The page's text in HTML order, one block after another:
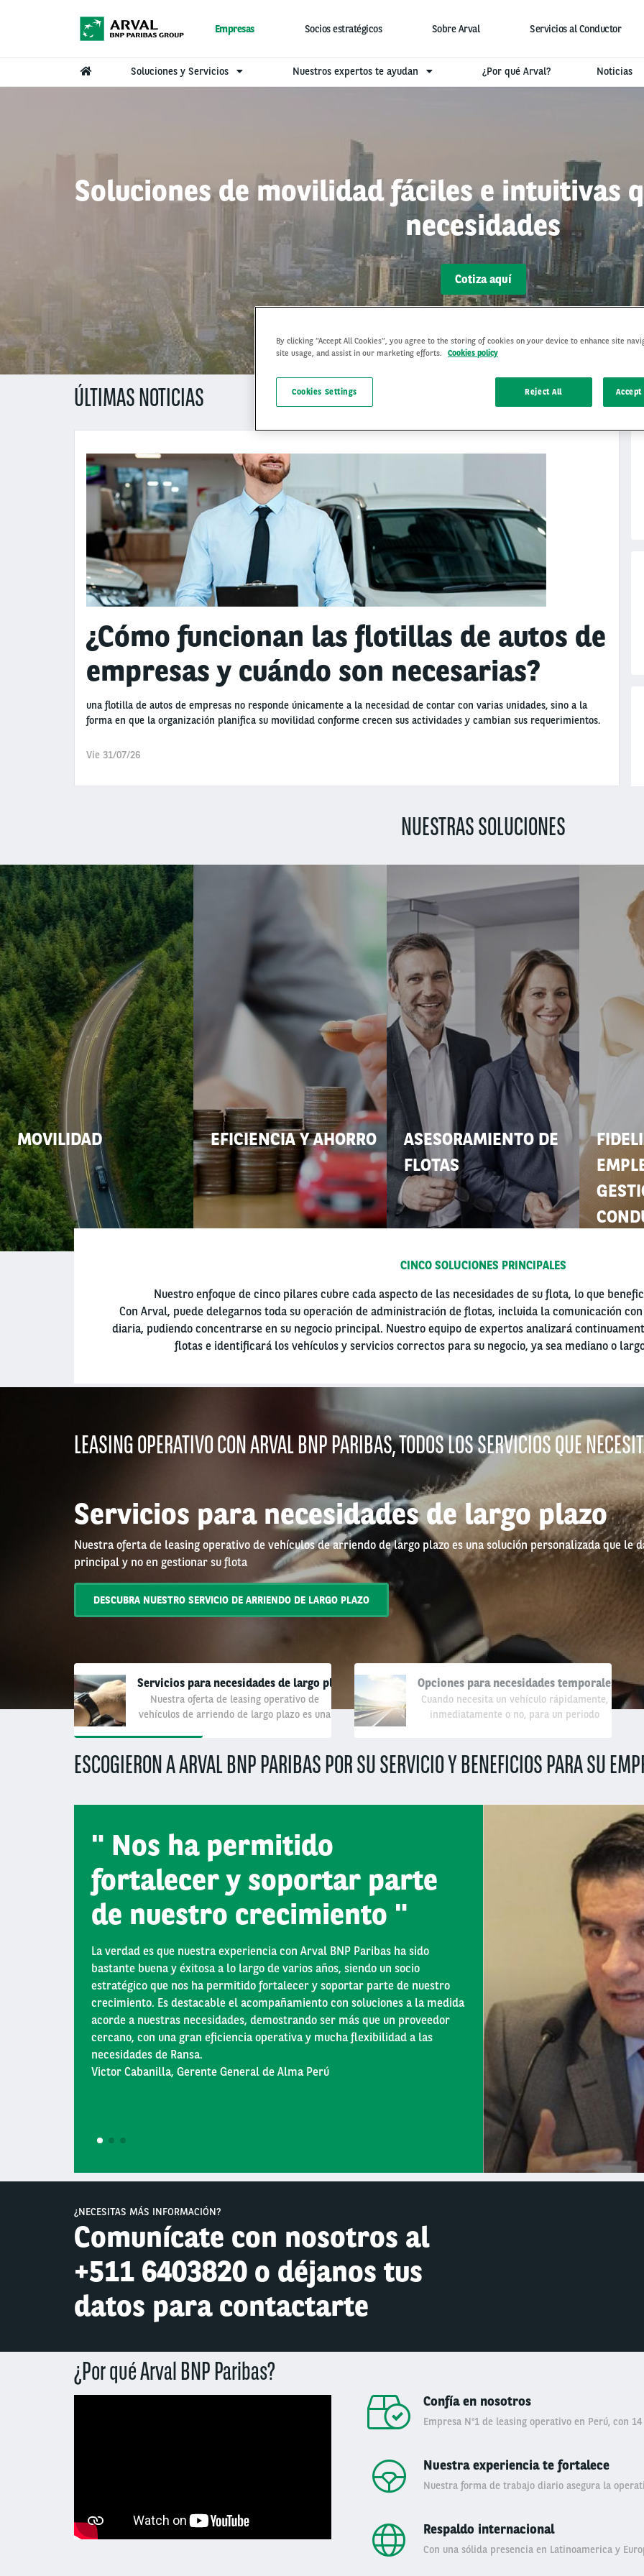
Empresas Socios estratégicos Sobre Arval Servicios al Conductor
Soluciones y Servicios Nuestros expertos te ayudan ¿Por qué Arval? Noticias
Soluciones de movilidad fáciles e intuitivas
necesidades
Cotiza aquí
ÚLTIMAS NOTICIAS
¿Cómo funcionan las flotillas de autos de
empresas y cuándo son necesarias?
una flotilla de autos de empresas no responde únicamente a la necesidad de contar con varias unidades, sino a la
forma en que la organización planifica su movilidad conforme crecen sus actividades y cambian sus requerimientos.
Vie 31/07/26
NUESTRAS SOLUCIONES
MOVILIDAD EFICIENCIA Y AHORRO
ASESORAMIENTO DE
FLOTAS
CINCO SOLUCIONES PRINCIPALES
Nuestro enfoque de cinco pilares cubre cada aspecto de las necesidades de su flota, lo que
Con Arval, puede delegarnos toda su operación de administración de flotas, incluida la comunicación
diaria, pudiendo concentrarse en su negocio principal. Nuestro equipo de expertos analizará
flotas e identificará los vehículos y servicios correctos para su negocio, ya sea mediano o
LEASING OPERATIVO CON ARVAL BNP PARIBAS, TODOS LOS SERVICIOS QUE
Servicios para necesidades de largo plazo
Nuestra oferta de leasing operativo de vehículos de arriendo de largo plazo es una solución personalizada que le
principal y no en gestionar su flota
DESCUBRA NUESTRO SERVICIO DE ARRIENDO DE LARGO PLAZO
Servicios para necesidades de largo plazo
Nuestra oferta de leasing operativo de
vehículos de arriendo de largo plazo es una
principal y no en gestionar su flota
Opciones para necesidades temporales
Cuando necesita un vehículo rápidamente,
inmediatamente o no, para un periodo
ESCOGIERON A ARVAL BNP PARIBAS POR SU SERVICIO Y BENEFICIOS PARA SU
Empresas
Offer Type
(field_offer_type)
Operador
Nos ha permitido
fortalecer y soportar parte
de nuestro crecimiento
La verdad es que nuestra experiencia con Arval BNP Paribas ha sido
bastante buena y éxitosa a lo largo de varios años, siendo un socio
estratégico que nos ha permitido fortalecer y soportar parte de nuestro
crecimiento. Es destacable el acompañamiento con soluciones a la medida
acorde a nuestras necesidades, demostrando ser más que un proveedor
cercano, con una gran eficiencia operativa y mucha flexibilidad a las
necesidades de Ransa.
Victor Cabanilla, Gerente General de Alma Perú
¿NECESITAS MÁS INFORMACIÓN?
Comunícate con nosotros al
+511 6403820 o déjanos tus
datos para contactarte
¿Por qué Arval BNP Paribas?
Confía en nosotros
Empresa N°1 de leasing operativo en Perú, con
Nuestra experiencia te fortalece
Nuestra forma de trabajo diario asegura la
Respaldo internacional
Con una sólida presencia en Latinoamerica y
By clicking “Accept All Cookies”, you agree to the storing of cookies on your device to enhance site
site usage, and assist in our marketing efforts.
Cookies policy
Reject All Accept
Cookies Settings